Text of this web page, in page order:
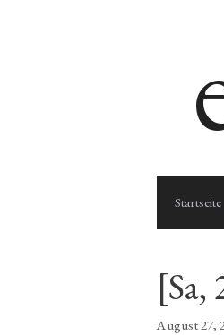
Startseite
August 27,